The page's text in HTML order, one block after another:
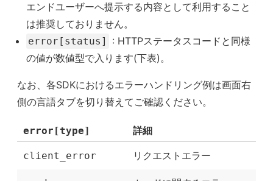
エンドユーザーへ提示する内容として利用すること
は推奨しておりません。
error[status]
: HTTPステータスコードと同様
の値が数値型で入ります(下表)。
なお、各SDKにおけるエラーハンドリング例は画面右
側の言語タブを切り替えてご確認ください。
error[type] 詳細
client_error リクエストエラー